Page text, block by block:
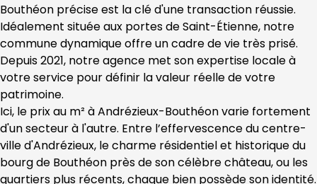
Bouthéon précise est la clé d'une transaction réussie.
Idéalement située aux portes de Saint-Étienne, notre
commune dynamique offre un cadre de vie très prisé.
Depuis 2021, notre agence met son expertise locale à
votre service pour définir la valeur réelle de votre
patrimoine.
Ici, le prix au m² à Andrézieux-Bouthéon varie fortement
d'un secteur à l'autre. Entre l’effervescence du centre-
ville d'Andrézieux, le charme résidentiel et historique du
bourg de Bouthéon près de son célèbre château, ou les
quartiers plus récents, chaque bien possède son identité.